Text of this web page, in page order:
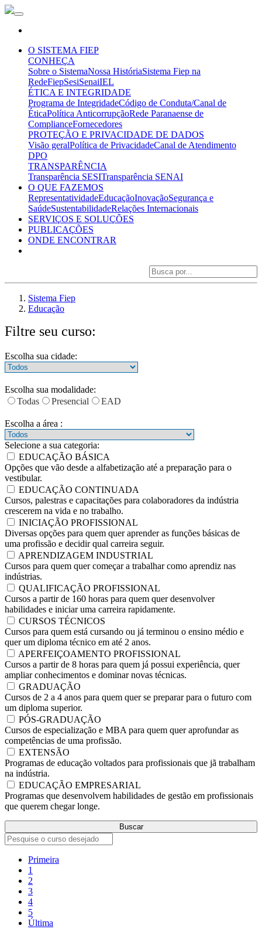
O SISTEMA FIEP
CONHEÇA
Sobre o SistemaNossa HistóriaSistema Fiep na
RedeFiepSesiSenaiIEL
ÉTICA E INTEGRIDADE
Programa de IntegridadeCódigo de Conduta/Canal de
ÉticaPolítica AnticorrupçãoRede Paranaense de
ComplianceFornecedores
PROTEÇÃO E PRIVACIDADE DE DADOS
Visão geralPolítica de PrivacidadeCanal de Atendimento
DPO
TRANSPARÊNCIA
Transparência SESITransparência SENAI
O QUE FAZEMOS
RepresentatividadeEducaçãoInovaçãoSegurança e
SaúdeSustentabilidadeRelações Internacionais
SERVIÇOS E SOLUÇÕES
PUBLICAÇÕES
ONDE ENCONTRAR
Sistema Fiep
Educação
Filtre seu curso:
Escolha sua cidade:
Escolha sua modalidade:
Todas
Presencial EAD
Escolha a área :
Selecione a sua categoria:
EDUCAÇÃO BÁSICA
Opções que vão desde a alfabetização até a preparação para o
vestibular.
EDUCAÇÃO CONTINUADA
Cursos, palestras e capacitações para colaboradores da indústria
crescerem na vida e no trabalho.
INICIAÇÃO PROFISSIONAL
Diversas opções para quem quer aprender as funções básicas de
uma profissão e decidir qual carreira seguir.
APRENDIZAGEM INDUSTRIAL
Cursos para quem quer começar a trabalhar como aprendiz nas
indústrias.
QUALIFICAÇÃO PROFISSIONAL
Cursos a partir de 160 horas para quem quer desenvolver
habilidades e iniciar uma carreira rapidamente.
CURSOS TÉCNICOS
Cursos para quem está cursando ou já terminou o ensino médio e
quer um diploma técnico em até 2 anos.
APERFEIÇOAMENTO PROFISSIONAL
Cursos a partir de 8 horas para quem já possui experiência, quer
ampliar conhecimentos e dominar novas técnicas.
GRADUAÇÃO
Cursos de 2 a 4 anos para quem quer se preparar para o futuro com
um diploma superior.
PÓS-GRADUAÇÃO
Cursos de especialização e MBA para quem quer aprofundar as
competências de uma profissão.
EXTENSÃO
Programas de educação voltados para profissionais que jã trabalham
na indústria.
EDUCAÇÃO EMPRESARIAL
Programas que desenvolvem habilidades de gestão em profissionais
que querem chegar longe.
Buscar
Primeira
1
2
3
4
5
Última